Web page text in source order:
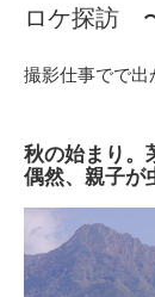
ロケ探訪
撮影仕事でで出
秋の始まり。
偶然、親子が